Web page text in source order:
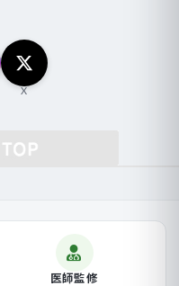
X
医師監修